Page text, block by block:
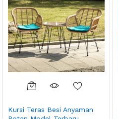
Kursi Teras Besi Anyaman